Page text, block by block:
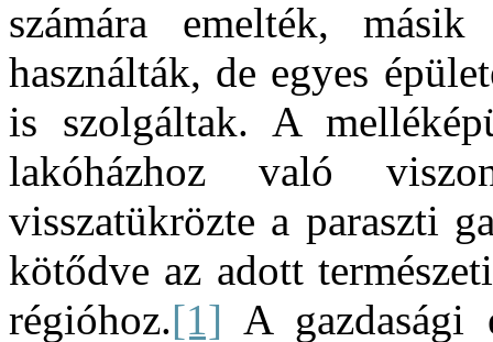
számára emelték,
használták, de egyes
is szolgáltak. A
lakóházhoz való
visszatükrözte a paraszti
kötődve az adott
régióhoz.[1] A gazdasági